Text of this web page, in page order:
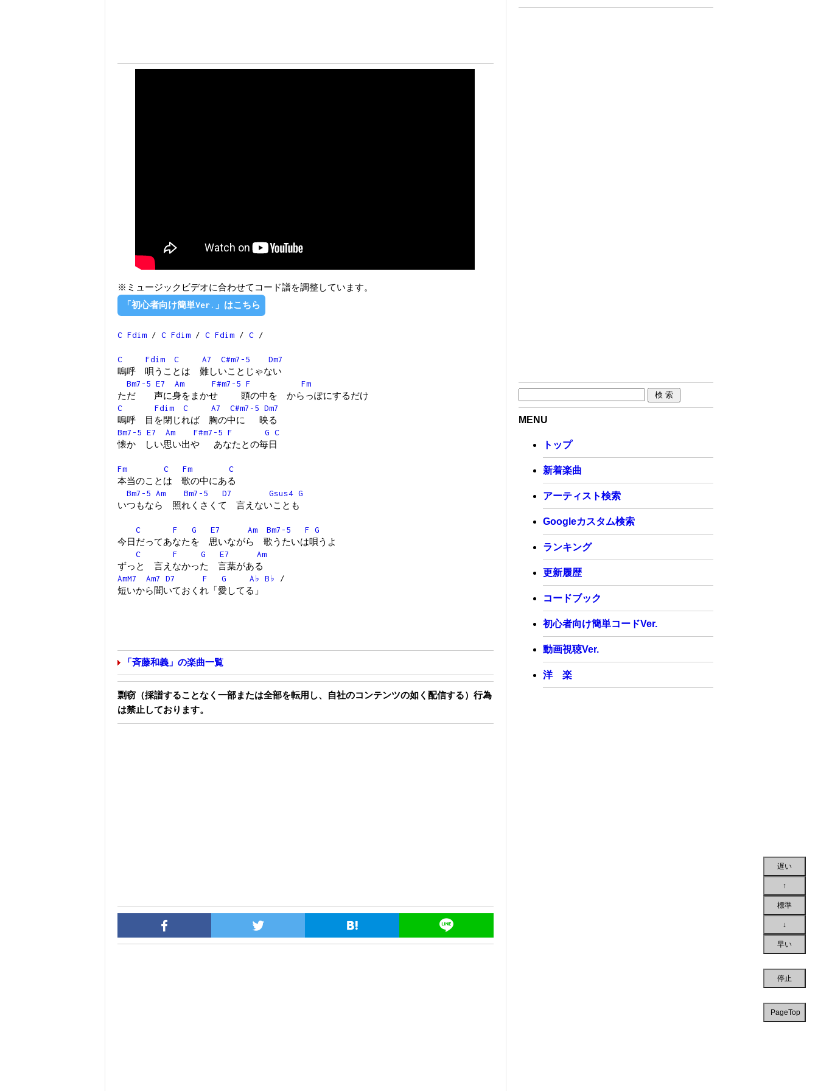
※ミュージックビデオに合わせてコード譜を調整しています。
「初心者向け簡単Ver.」はこちら
C Fdim / C Fdim / C Fdim / C /
C Fdim C A7 C#m7-5
Dm7
嗚呼 唄うことは 難しいことじゃない
Bm7-5 E7 Am F#m7-5 F
Fm
ただ 声に身をまかせ 頭の中を からっぽにするだけ
C
Fdim C A7 C#m7-5 Dm7
嗚呼 目を閉じれば 胸の中に 映る
Bm7-5 E7 Am F#m7-5 F G C
懐か しい思い出や あなたとの毎日
Fm C Fm
C
本当のことは 歌の中にある
Bm7-5 Am Bm7-5 D7 Gsus4 G
いつもなら 照れくさくて 言えないことも
C F G E7 Am Bm7-5 F G
今日だってあなたを 思いながら 歌うたいは唄うよ
C
F G E7
Am
ずっと 言えなかった 言葉がある
AmM7
Am7 D7 F G A♭ B♭
/
短いから聞いておくれ「愛してる」
「斉藤和義」の楽曲一覧
剽窃（採譜することなく一部または全部を転用し、自社のコンテンツの如く配信する）行為
は禁止しております。
MENU
トップ
新着楽曲
アーティスト検索
Googleカスタム検索
ランキング
更新履歴
コードブック
初心者向け簡単コードVer.
動画視聴Ver.
洋 楽